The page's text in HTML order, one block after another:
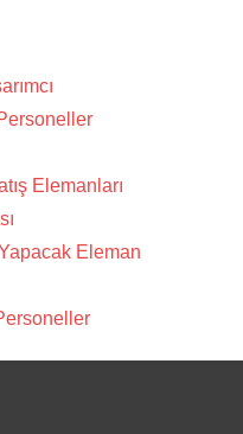
Elemanları
Eleman